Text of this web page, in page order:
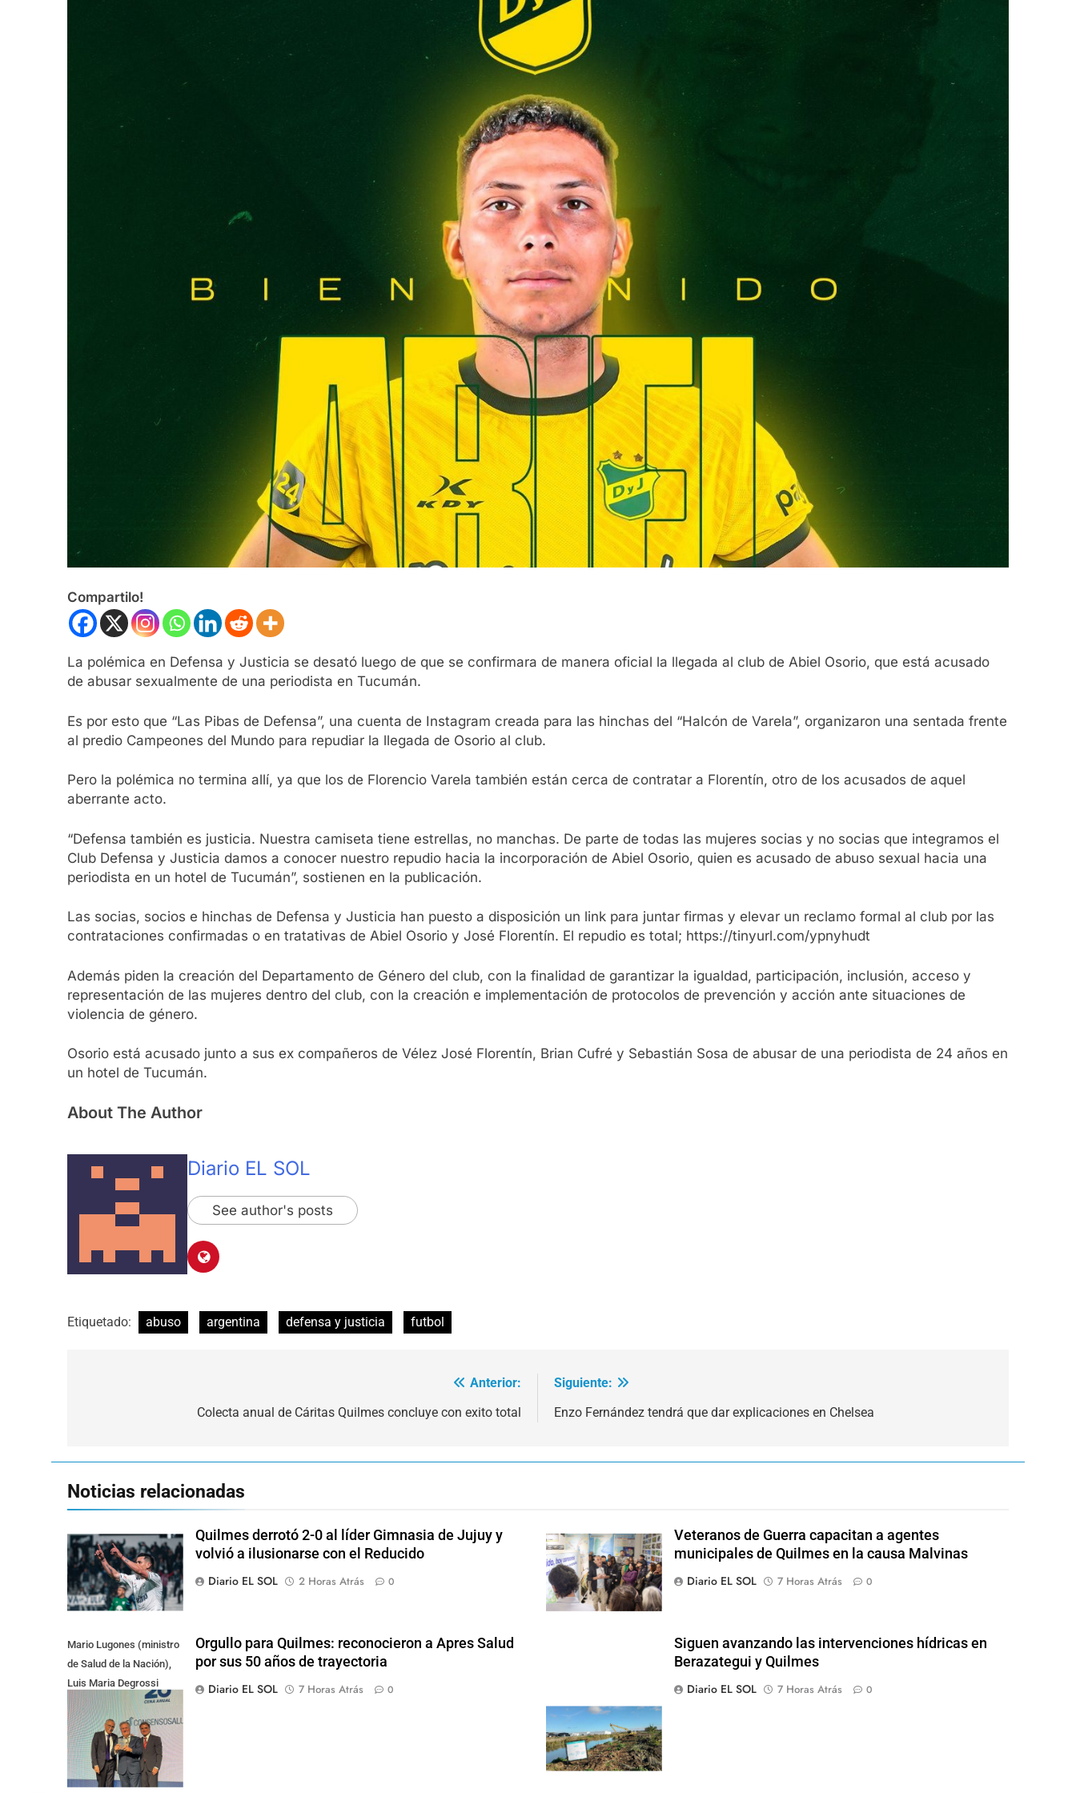
Compartilo!
La polémica en Defensa y Justicia se desató luego de que se confirmara de manera oficial la llegada al club de Abiel Osorio, que está acusado
de abusar sexualmente de una periodista en Tucumán.
Es por esto que “Las Pibas de Defensa”, una cuenta de Instagram creada para las hinchas del “Halcón de Varela”, organizaron una sentada frente
al predio Campeones del Mundo para repudiar la llegada de Osorio al club.
Pero la polémica no termina allí, ya que los de Florencio Varela también están cerca de contratar a Florentín, otro de los acusados de aquel
aberrante acto.
“Defensa también es justicia. Nuestra camiseta tiene estrellas, no manchas. De parte de todas las mujeres socias y no socias que integramos el
Club Defensa y Justicia damos a conocer nuestro repudio hacia la incorporación de Abiel Osorio, quien es acusado de abuso sexual hacia una
periodista en un hotel de Tucumán”, sostienen en la publicación.
Las socias, socios e hinchas de Defensa y Justicia han puesto a disposición un link para juntar firmas y elevar un reclamo formal al club por las
contrataciones confirmadas o en tratativas de Abiel Osorio y José Florentín. El repudio es total; https://tinyurl.com/ypnyhudt
Además piden la creación del Departamento de Género del club, con la finalidad de garantizar la igualdad, participación, inclusión, acceso y
representación de las mujeres dentro del club, con la creación e implementación de protocolos de prevención y acción ante situaciones de
violencia de género.
Osorio está acusado junto a sus ex compañeros de Vélez José Florentín, Brian Cufré y Sebastián Sosa de abusar de una periodista de 24 años en
un hotel de Tucumán.
About The Author
Diario EL SOL
See author's posts
Etiquetado: abuso argentina defensa y justicia futbol
Anterior:
Colecta anual de Cáritas Quilmes concluye con exito total
Siguiente:
Enzo Fernández tendrá que dar explicaciones en Chelsea
Noticias relacionadas
Quilmes derrotó 2-0 al líder Gimnasia de Jujuy y
volvió a ilusionarse con el Reducido
Diario EL SOL
2 Horas Atrás 0
Veteranos de Guerra capacitan a agentes
municipales de Quilmes en la causa Malvinas
Diario EL SOL
7 Horas Atrás 0
Mario Lugones (ministro
de Salud de la Nación),
Luis Maria Degrossi
(Presidente de Apres
Salud) y Cristian Mazza
(Presidente de ALAMI)
Orgullo para Quilmes: reconocieron a Apres Salud
por sus 50 años de trayectoria
Diario EL SOL
7 Horas Atrás 0
Siguen avanzando las intervenciones hídricas en
Berazategui y Quilmes
Diario EL SOL
7 Horas Atrás 0